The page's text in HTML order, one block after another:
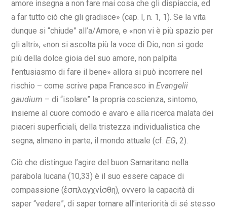
amore insegna a non fare mai cosa che gli dispiaccia, ed
a far tutto ciò che gli gradisce» (cap. I, n. 1, 1). Se la vita
dunque si “chiude” all’a/Amore, e «non vi è più spazio per
gli altri», «non si ascolta più la voce di Dio, non si gode
più della dolce gioia del suo amore, non palpita
l’entusiasmo di fare il bene» allora si può incorrere nel
rischio – come scrive papa Francesco in Evangelii
gaudium – di “isolare” la propria coscienza, sintomo,
insieme al cuore comodo e avaro e alla ricerca malata dei
piaceri superficiali, della tristezza individualistica che
segna, almeno in parte, il mondo attuale (cf. EG, 2).
Ciò che distingue l’agire del buon Samaritano nella
parabola lucana (10,33) è il suo essere capace di
compassione (ἐσπλαγχνίσθη), ovvero la capacità di
saper “vedere”, di saper tornare all’interiorità di sé stesso